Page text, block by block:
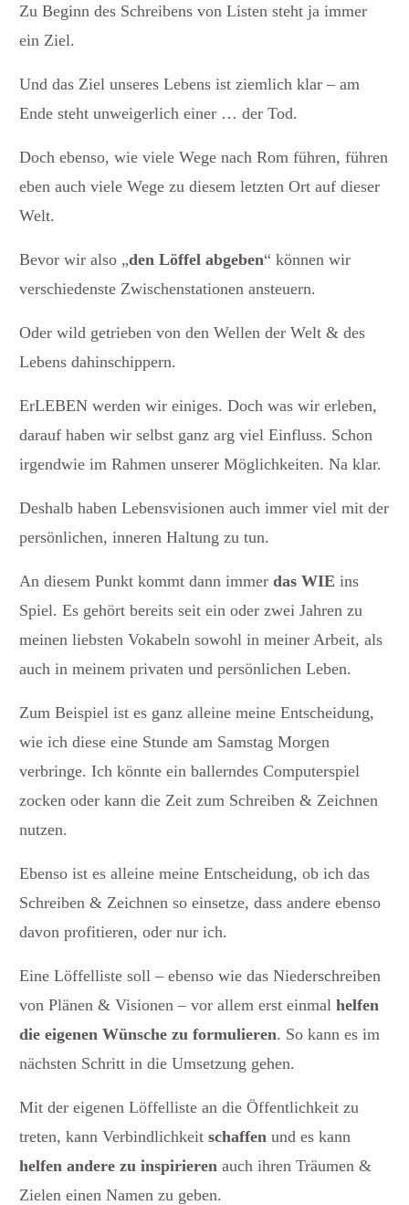
Zu Beginn des Schreibens von Listen steht ja immer
ein Ziel.
Und das Ziel unseres Lebens ist ziemlich klar – am
Ende steht unweigerlich einer … der Tod.
Doch ebenso, wie viele Wege nach Rom führen, führen
eben auch viele Wege zu diesem letzten Ort auf dieser
Welt.
Bevor wir also „den Löffel abgeben“ können wir
verschiedenste Zwischenstationen ansteuern.
Oder wild getrieben von den Wellen der Welt & des
Lebens dahinschippern.
ErLEBEN werden wir einiges. Doch was wir erleben,
darauf haben wir selbst ganz arg viel Einfluss. Schon
irgendwie im Rahmen unserer Möglichkeiten. Na klar.
Deshalb haben Lebensvisionen auch immer viel mit der
persönlichen, inneren Haltung zu tun.
An diesem Punkt kommt dann immer das WIE ins
Spiel. Es gehört bereits seit ein oder zwei Jahren zu
meinen liebsten Vokabeln sowohl in meiner Arbeit, als
auch in meinem privaten und persönlichen Leben.
Zum Beispiel ist es ganz alleine meine Entscheidung,
wie ich diese eine Stunde am Samstag Morgen
verbringe. Ich könnte ein ballerndes Computerspiel
zocken oder kann die Zeit zum Schreiben & Zeichnen
nutzen.
Ebenso ist es alleine meine Entscheidung, ob ich das
Schreiben & Zeichnen so einsetze, dass andere ebenso
davon profitieren, oder nur ich.
Eine Löffelliste soll – ebenso wie das Niederschreiben
von Plänen & Visionen – vor allem erst einmal helfen
die eigenen Wünsche zu formulieren. So kann es im
nächsten Schritt in die Umsetzung gehen.
Mit der eigenen Löffelliste an die Öffentlichkeit zu
treten, kann Verbindlichkeit schaffen und es kann
helfen andere zu inspirieren auch ihren Träumen &
Zielen einen Namen zu geben.